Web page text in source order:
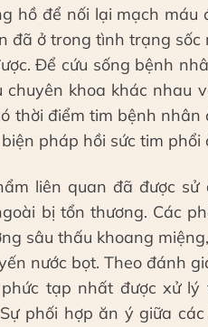
hồ để nối lại mạch máu
đã ở trong tình trạng
Để cứu sống bệnh
khoa khác nhau
thời điểm tim bệnh
pháp hồi sức tim phổi
liên quan đã được sử
bị tổn thương. Các
sâu thấu khoang
nước bọt. Theo đánh
tạp nhất được xử
phối hợp ăn ý giữa